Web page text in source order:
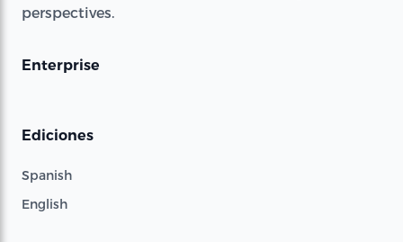
perspectives.
Enterprise
Ediciones
Spanish
English